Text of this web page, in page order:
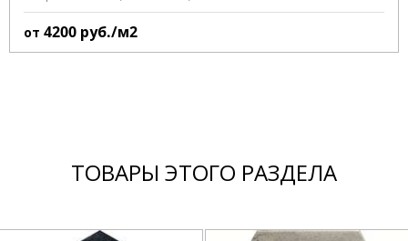
от 4200 руб./м2
ТОВАРЫ ЭТОГО РАЗДЕЛА